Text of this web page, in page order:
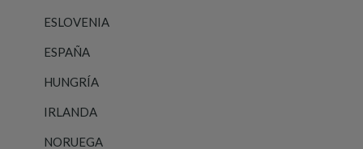
ESLOVENIA
ESPAÑA
HUNGRÍA
IRLANDA
NORUEGA